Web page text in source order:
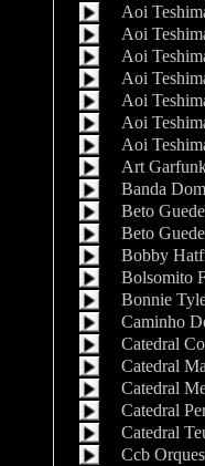
Aoi
Aoi
Aoi
Aoi
Aoi
Aoi
Aoi
Art
Banda
Beto
Beto
Bobby
Bolsomito
Bonnie
Caminho
Catedral
Catedral
Catedral
Catedral
Catedral
Ccb